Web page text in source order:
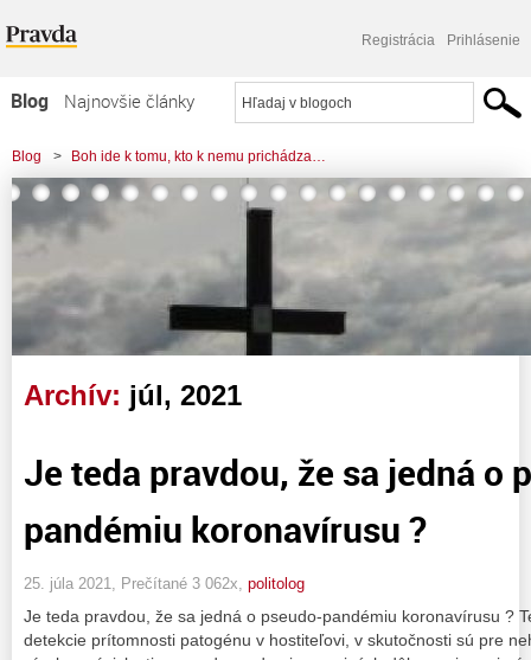
Registrácia Prihlásenie
Blog
Najnovšie články
Najčítanejšie články
Najkomentovanejšie články
Zoznam blogov
Komerčné blogy
Blog > Boh ide k tomu, kto k nemu prichádza…
Archív: júl, 2021
Je teda pravdou, že sa jedná o
pandémiu koronavírusu ?
25. júla 2021, Prečítané 3 062x, politolog
Je teda pravdou, že sa jedná o pseudo-pandémiu koronavírusu ?
detekcie prítomnosti patogénu v hostiteľovi, v skutočnosti sú pre